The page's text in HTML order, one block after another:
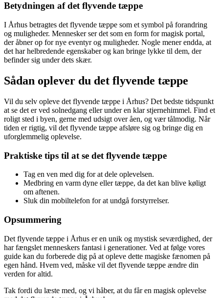
Betydningen af det flyvende tæppe
I Århus betragtes det flyvende tæppe som et symbol på forandring
og muligheder. Mennesker ser det som en form for magisk portal,
der åbner op for nye eventyr og muligheder. Nogle mener endda, at
det har helbredende egenskaber og kan bringe lykke til dem, der
befinder sig under dets skær.
Sådan oplever du det flyvende tæppe
Vil du selv opleve det flyvende tæppe i Århus? Det bedste tidspunkt
at se det er ved solnedgang eller under en klar stjernehimmel. Find et
roligt sted i byen, gerne med udsigt over åen, og vær tålmodig. Når
tiden er rigtig, vil det flyvende tæppe afsløre sig og bringe dig en
uforglemmelig oplevelse.
Praktiske tips til at se det flyvende tæppe
Tag en ven med dig for at dele oplevelsen.
Medbring en varm dyne eller tæppe, da det kan blive køligt
om aftenen.
Sluk din mobiltelefon for at undgå forstyrrelser.
Opsummering
Det flyvende tæppe i Århus er en unik og mystisk seværdighed, der
har fængslet menneskers fantasi i generationer. Ved at følge vores
guide kan du forberede dig på at opleve dette magiske fænomen på
egen hånd. Hvem ved, måske vil det flyvende tæppe ændre din
verden for altid.
Tak fordi du læste med, og vi håber, at du får en magisk oplevelse